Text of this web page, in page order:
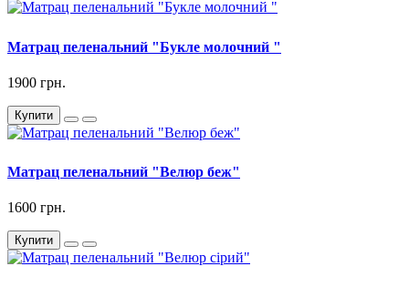
Матрац пеленальний "Букле молочний "
1900 грн.
Купити
Матрац пеленальний "Велюр беж"
1600 грн.
Купити